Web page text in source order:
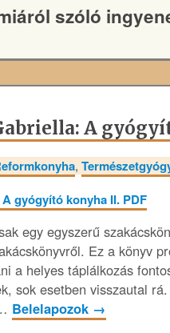
szóló
A
,
egy egyszerű
Ez a könyv
a helyes táplálkozás
sok esetben visszautal
Belelapozok →